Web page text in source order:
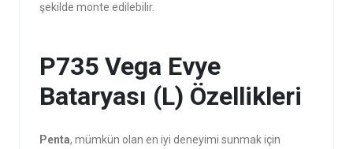
şekilde monte edilebilir.
P735 Vega Evye
Bataryası (L) Özellikleri
Penta, mümkün olan en iyi deneyimi sunmak için